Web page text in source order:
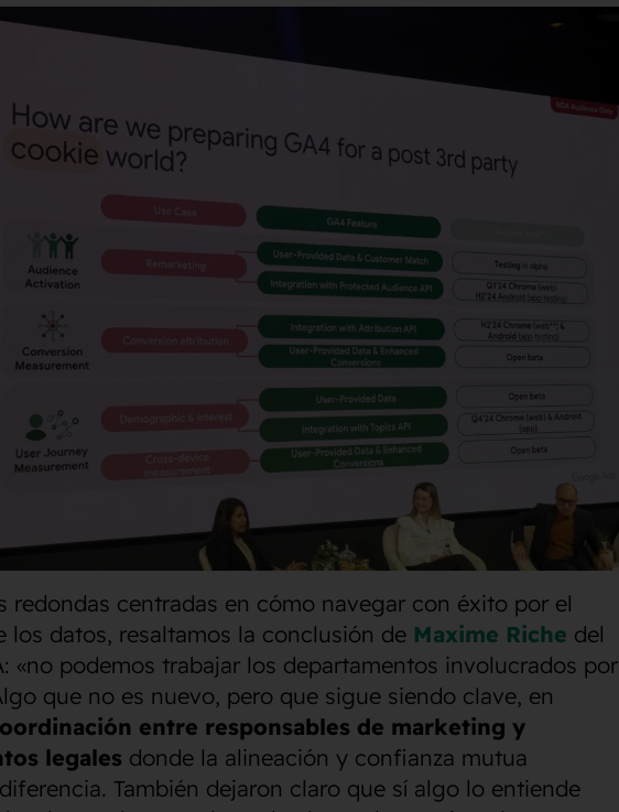
redondas centradas en cómo navegar con éxito por el
los datos, resaltamos la conclusión de Maxime Riche del
«no podemos trabajar los departamentos involucrados por
que no es nuevo, pero que sigue siendo clave, en
entre responsables de marketing y
legales donde la alineación y confianza mutua
También dejaron claro que sí algo lo entiende